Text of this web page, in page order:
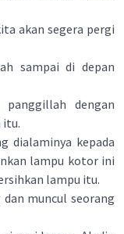
akan segera pergi
sampai di depan
dengan
itu.
dialaminya kepada
lampu kotor ini
lampu itu.
muncul seorang